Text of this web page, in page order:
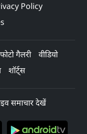
Policy
फोटो गैलरी
वीडियो
शॉर्ट्स
समाचार देखें